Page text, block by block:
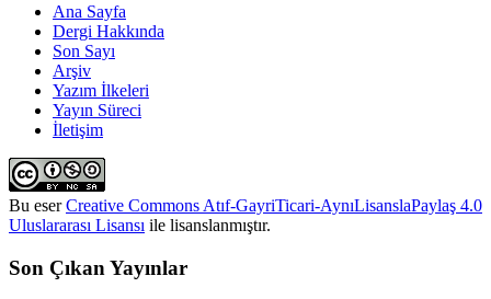
Ana Sayfa
Dergi Hakkında
Son Sayı
Arşiv
Yazım İlkeleri
Yayın Süreci
İletişim
Bu eserCreative Commons Atıf-GayriTicari-AynıLisanslaPaylaş 4.0
Uluslararası Lisansı ile lisanslanmıştır.
Son Çıkan Yayınlar